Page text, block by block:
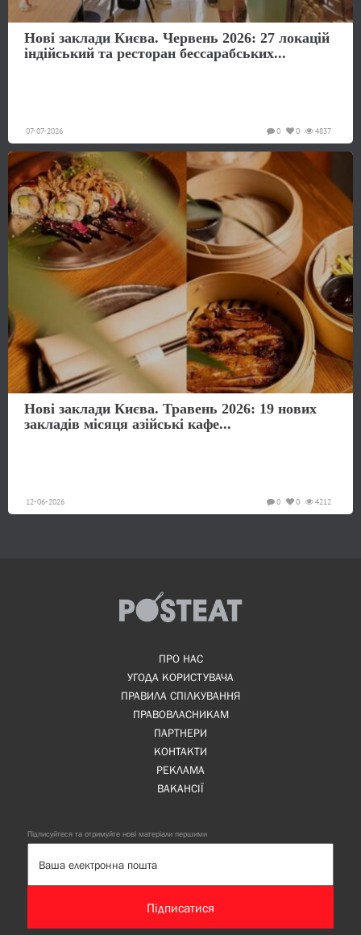
Нові заклади Києва. Червень 2026: 27 локацій
індійський та ресторан бессарабських...
07-07-2026 4837
0
0
Нові заклади Києва. Травень 2026: 19 нових
закладів місяця азійські кафе...
12-06-2026 4212
0
0
ПРО НАС
УГОДА КОРИСТУВАЧА
ПРАВИЛА СПІЛКУВАННЯ
ПРАВОВЛАСНИКАМ
ПАРТНЕРИ
КОНТАКТИ
РЕКЛАМА
ВАКАНСІЇ
Підписуйтеся та отримуйте нові матеріали першими
Підписатися